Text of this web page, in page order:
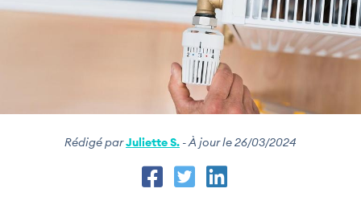
contenu
principal
Rédigé parJuliette S. - À jour le 26/03/2024